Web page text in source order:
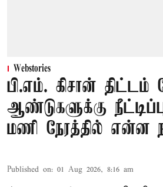
Webstories
பி.எம். கிசான் திட்டம்
ஆண்டுகளுக்கு
மணி நேரத்தில் என்ன
Published on: 01 Aug 2026, 8:16 am